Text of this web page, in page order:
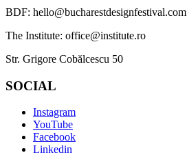
BDF: hello@bucharestdesignfestival.com
The Institute: office@institute.ro
Str. Grigore Cobălcescu 50
SOCIAL
Instagram
YouTube
Facebook
Linkedin